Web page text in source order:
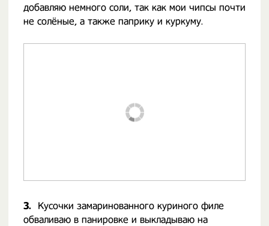
добавляю немного соли, так как мои чипсы почти
не солёные, а также паприку и куркуму.
3.
Кусочки замаринованного куриного филе
обваливаю в панировке и выкладываю на